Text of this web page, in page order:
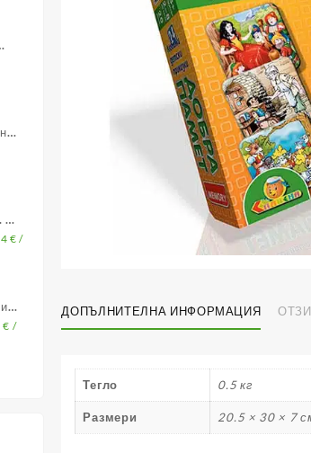
В
€ /
€ /
ДОПЪЛНИТЕЛНА ИНФОРМАЦИЯ
Тегло 0.5 кг
Размери 20.5 × 30 × 7